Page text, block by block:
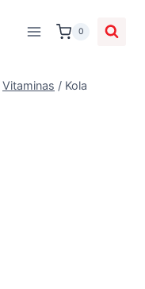
0
Vitaminas / Kola